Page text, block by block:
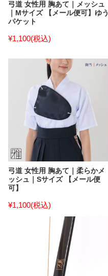
弓道 女性用 胸あて｜メッシュ
｜Mサイズ 【メール便可】ゆう
パケット
¥1,100(税込)
弓道 女性用 胸あて｜柔らかメ
ッシュ｜Sサイズ 【メール便
可】
¥1,100(税込)